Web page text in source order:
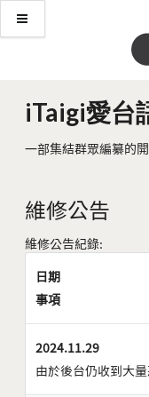
iTaigi愛台
一部集結群眾編纂的
維修公告
維修公告紀錄:
日期
事項
2024.11.29
由於後台仍收到大